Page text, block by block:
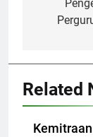
Related